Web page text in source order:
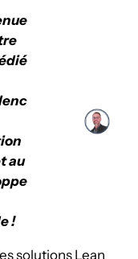
au
!
solutions Lean